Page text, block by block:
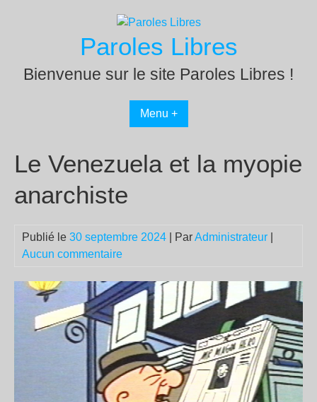
Paroles Libres
Bienvenue sur le site Paroles Libres !
Menu +
Le Venezuela et la myopie
anarchiste
Publié le 30 septembre 2024 | ParAdministrateur
Aucun commentaire